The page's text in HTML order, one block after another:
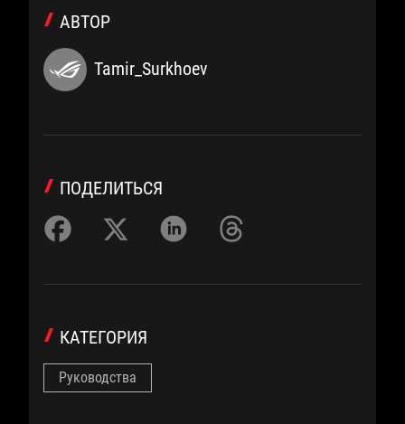
АВТОР
Tamir_Surkhoev
ПОДЕЛИТЬСЯ
КАТЕГОРИЯ
Руководства